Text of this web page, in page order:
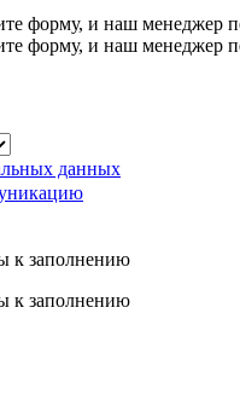
форму, и наш менеджер
форму, и наш менеджер
данных
к заполнению
к заполнению